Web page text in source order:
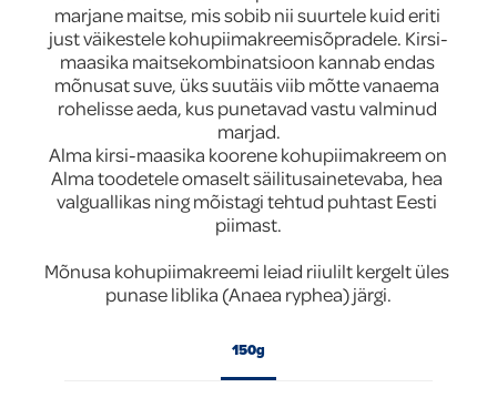
Global
marjane maitse, mis sobib nii suurtele kuid eriti
just väikestele kohupiimakreemisõpradele. Kirsi-
maasika maitsekombinatsioon kannab endas
mõnusat suve, üks suutäis viib mõtte vanaema
rohelisse aeda, kus punetavad vastu valminud
marjad.
Alma kirsi-maasika koorene kohupiimakreem on
Alma toodetele omaselt säilitusainetevaba, hea
valguallikas ning mõistagi tehtud puhtast Eesti
piimast.
Mõnusa kohupiimakreemi leiad riiulilt kergelt üles
punase liblika (Anaea ryphea) järgi.
150g